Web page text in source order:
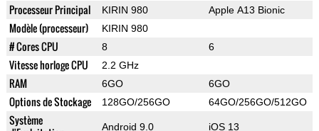
Processeur Principal KIRIN 980 Apple A13 Bionic
Modèle (processeur) KIRIN 980
# Cores CPU 8 6
Vitesse horloge CPU 2.2 GHz
RAM 6GO 6GO
Options de Stockage 128GO/256GO 64GO/256GO/512GO
Système
Android 9.0 iOS 13